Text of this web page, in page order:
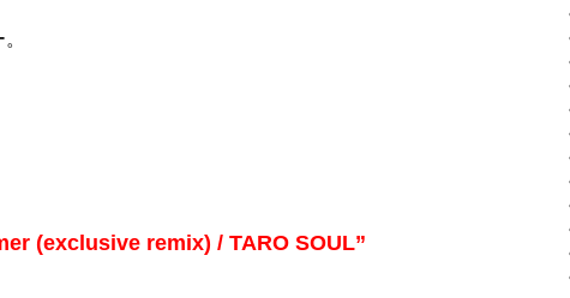
(exclusive remix) / TARO SOUL”